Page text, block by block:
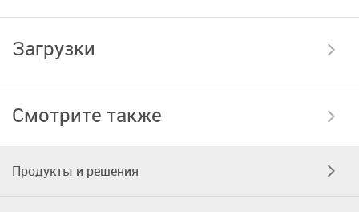
Загрузки
Смотрите также
Продукты и решения